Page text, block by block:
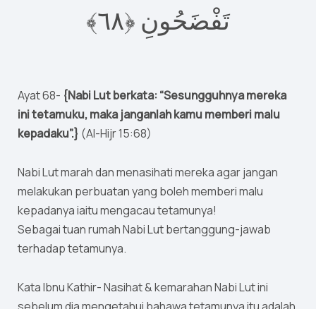
تَفْضَحُونِ ‎﴿٨٦﴾
Ayat 68- {Nabi Lut berkata: “Sesungguhnya mereka
ini tetamuku, maka janganlah kamu memberi malu
kepadaku”.} (Al-Hijr 15:68)
Nabi Lut marah dan menasihati mereka agar jangan
melakukan perbuatan yang boleh memberi malu
kepadanya iaitu mengacau tetamunya!
Sebagai tuan rumah Nabi Lut bertanggung-jawab
terhadap tetamunya.
Kata Ibnu Kathir- Nasihat & kemarahan Nabi Lut ini